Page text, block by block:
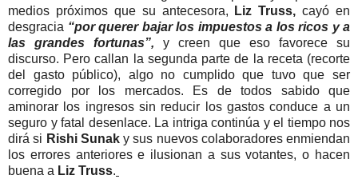
medios próximos que su antecesora,
Liz Truss, cayó en
desgracia “por querer bajar los impuestos a los ricos y a
las grandes fortunas”, y creen que eso favorece su
discurso. Pero callan la segunda parte de la receta (recorte
del gasto público), algo no cumplido que tuvo que ser
corregido por los mercados. Es de todos sabido que
aminorar los ingresos sin reducir los gastos conduce a un
seguro y fatal desenlace. La intriga continúa y el tiempo nos
dirá si Rishi Sunaky sus nuevos colaboradores enmiendan
los errores anteriores e ilusionan a sus votantes, o hacen
buena a Liz Truss.